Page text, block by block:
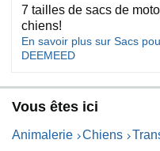
7 tailles de sacs de
chiens!
En savoir plus sur Sacs
DEEMEED
Vous êtes ici
Animalerie Chiens